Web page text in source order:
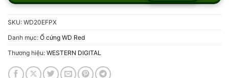
SKU: WD20EFPX
Danh mục: Ổ cứng WD Red
Thương hiệu: WESTERN DIGITAL